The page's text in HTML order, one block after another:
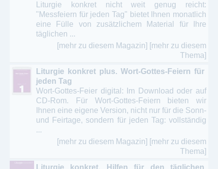
Liturgie konkret nicht weit genug reicht:
"Messfeiern für jeden Tag" bietet Ihnen monatlich
eine Fülle von zusätzlichem Material für Ihre
täglichen ...
[mehr zu diesem Magazin] [mehr zu diesem
Thema]
Liturgie konkret plus. Wort-Gottes-Feiern für
jeden Tag
Wort-Gottes-Feier digital: Im Download oder auf
CD-Rom. Für Wort-Gottes-Feiern bieten wir
Ihnen eine eigene Version, nicht nur für die Sonn-
und Feirtage, sondern für jeden Tag: vollständig
...
[mehr zu diesem Magazin] [mehr zu diesem
Thema]